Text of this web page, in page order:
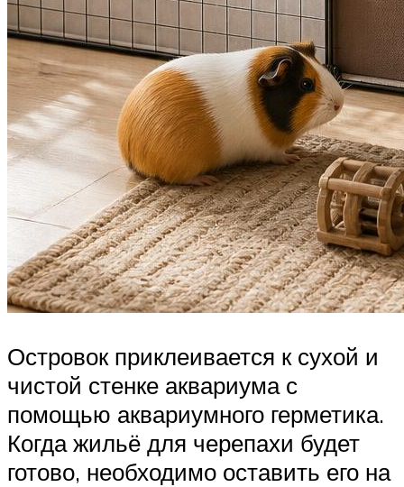
Островок приклеивается к сухой и
чистой стенке аквариума с
помощью аквариумного герметика.
Когда жильё для черепахи будет
готово, необходимо оставить его на